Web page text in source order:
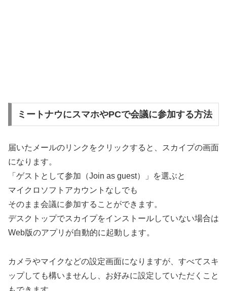
ミートナウにスマホやPCで会議に参加する方法
届いたメールのリンクをクリックすると、スカイプの画面
になります。
「ゲストとして参加（Join as guest）」を選ぶと
マイクロソフトアカウントなしでも
そのまま会議に参加することができます。
デスクトップでスカイプをインストールしていない場合は
Web版のアプリが自動的に起動します。
カメラやマイクなどの設定画面になりますが、すべてスキ
ップしても構いませんし、お好みに設定していただくこと